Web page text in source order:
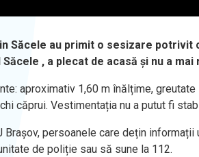
Săcele au primit o sesizare potrivit
Săcele , a plecat de acasă și nu a mai
aproximativ 1,60 m înălțime,
căprui. Vestimentația nu a putut fi
Brașov, persoanele care dețin
de poliție sau să sune la 112.